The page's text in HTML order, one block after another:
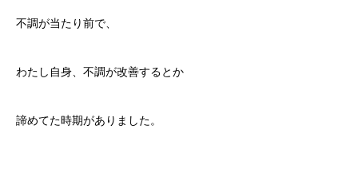
不調が当たり前で、
わたし自身、不調が改善するとか
諦めてた時期がありました。